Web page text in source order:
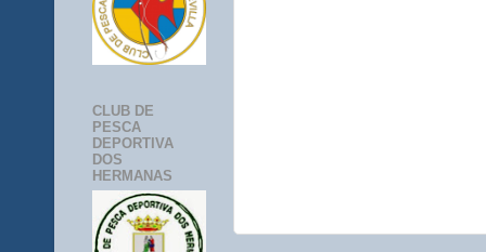
CLUB DE
PESCA
DEPORTIVA
DOS
HERMANAS